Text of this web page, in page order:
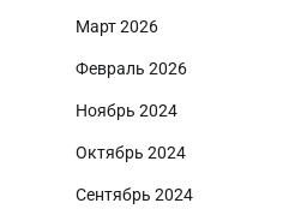
Март 2026
Февраль 2026
Ноябрь 2024
Октябрь 2024
Сентябрь 2024